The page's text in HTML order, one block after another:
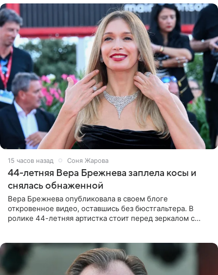
15 часов назад Соня Жарова
44-летняя Вера Брежнева заплела косы и
снялась обнаженной
Вера Брежнева опубликовала в своем блоге
откровенное видео, оставшись без бюстгальтера. В
ролике 44-летняя артистка стоит перед зеркалом с